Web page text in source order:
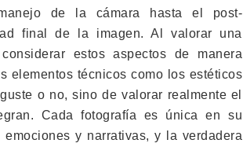
de la cámara hasta el post-
final de la imagen. Al valorar una
estos aspectos de manera
elementos técnicos como los estéticos
o no, sino de valorar realmente el
Cada fotografía es única en su
y narrativas, y la verdadera